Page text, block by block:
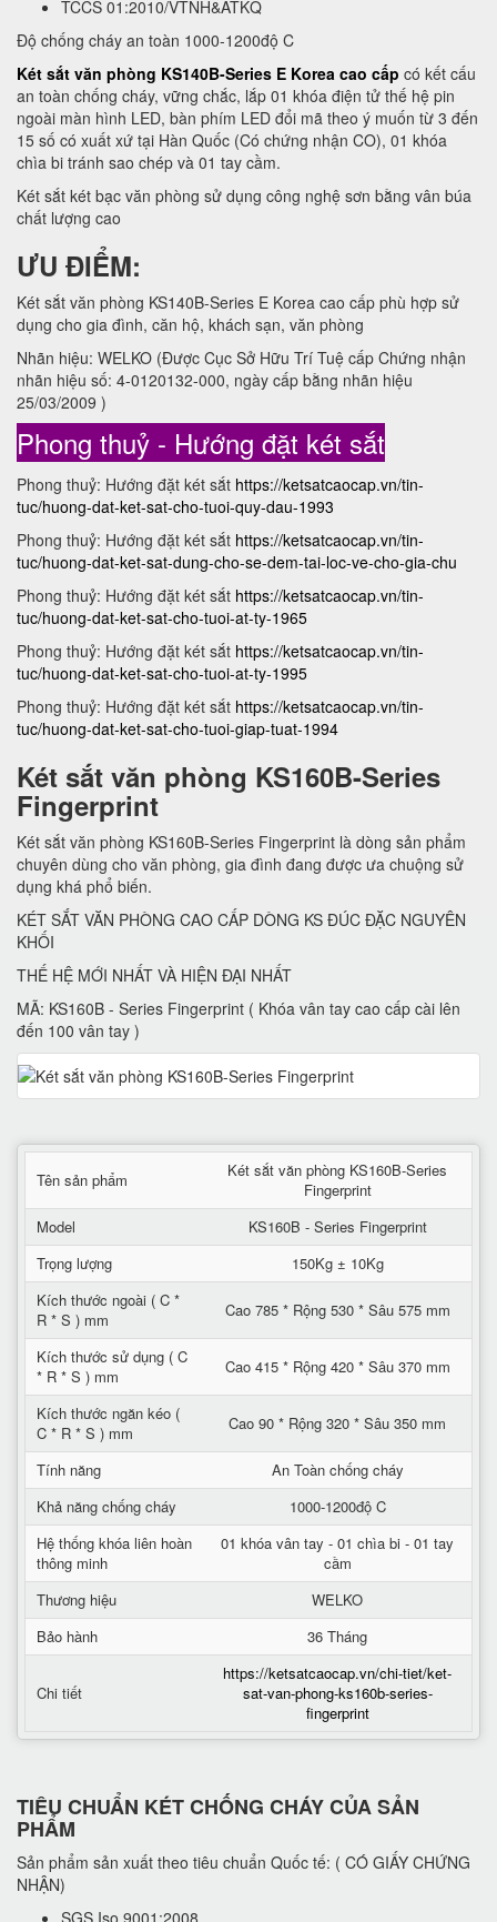
TCCS 01:2010/VTNH&ATKQ
Độ chống cháy an toàn 1000-1200độ C
Két sắt văn phòng KS140B-Series E Korea cao cấp có kết cấu
an toàn chống cháy, vững chắc, lắp 01 khóa điện tử thế hệ pin
ngoài màn hình LED, bàn phím LED đổi mã theo ý muốn từ 3 đến
15 số có xuất xứ tại Hàn Quốc (Có chứng nhận CO), 01 khóa
chìa bi tránh sao chép và 01 tay cầm.
Két sắt két bạc văn phòng sử dụng công nghệ sơn bằng vân búa
chất lượng cao
ƯU ĐIỂM:
Két sắt văn phòng KS140B-Series E Korea cao cấp phù hợp sử
dụng cho gia đình, căn hộ, khách sạn, văn phòng
Nhãn hiệu: WELKO (Được Cục Sở Hữu Trí Tuệ cấp Chứng nhận
nhãn hiệu số: 4-0120132-000, ngày cấp bằng nhãn hiệu
25/03/2009 )
Phong thuỷ - Hướng đặt két sắt
Phong thuỷ: Hướng đặt két sắt https://ketsatcaocap.vn/tin-
tuc/huong-dat-ket-sat-cho-tuoi-quy-dau-1993
Phong thuỷ: Hướng đặt két sắt https://ketsatcaocap.vn/tin-
tuc/huong-dat-ket-sat-dung-cho-se-dem-tai-loc-ve-cho-gia-chu
Phong thuỷ: Hướng đặt két sắt https://ketsatcaocap.vn/tin-
tuc/huong-dat-ket-sat-cho-tuoi-at-ty-1965
Phong thuỷ: Hướng đặt két sắt https://ketsatcaocap.vn/tin-
tuc/huong-dat-ket-sat-cho-tuoi-at-ty-1995
Phong thuỷ: Hướng đặt két sắt https://ketsatcaocap.vn/tin-
tuc/huong-dat-ket-sat-cho-tuoi-giap-tuat-1994
Két sắt văn phòng KS160B-Series
Fingerprint
Két sắt văn phòng KS160B-Series Fingerprint là dòng sản phẩm
chuyên dùng cho văn phòng, gia đình đang được ưa chuộng sử
dụng khá phổ biến.
KÉT SẮT VĂN PHÒNG CAO CẤP DÒNG KS ĐÚC ĐẶC NGUYÊN
KHỐI
THẾ HỆ MỚI NHẤT VÀ HIỆN ĐẠI NHẤT
MÃ: KS160B - Series Fingerprint ( Khóa vân tay cao cấp cài lên
đến 100 vân tay )
Tên sản phẩm
Két sắt văn phòng KS160B-Series
Fingerprint
Model
KS160B - Series Fingerprint
Trọng lượng
150Kg ± 10Kg
Kích thước ngoài ( C *
R * S ) mm
Cao 785 * Rộng 530 * Sâu 575 mm
Kích thước sử dụng ( C
* R * S ) mm
Cao 415 * Rộng 420 * Sâu 370 mm
Kích thước ngăn kéo (
C * R * S ) mm
Cao 90 * Rộng 320 * Sâu 350 mm
Tính năng
An Toàn chống cháy
Khả năng chống cháy
1000-1200độ C
Hệ thống khóa liên hoàn
thông minh
01 khóa vân tay - 01 chìa bi - 01 tay
cầm
Thương hiệu
WELKO
Bảo hành
36 Tháng
Chi tiết
https://ketsatcaocap.vn/chi-tiet/ket-
sat-van-phong-ks160b-series-
fingerprint
TIÊU CHUẨN KÉT CHỐNG CHÁY CỦA SẢN
PHẨM
Sản phẩm sản xuất theo tiêu chuẩn Quốc tế: ( CÓ GIẤY CHỨNG
NHẬN)
SGS Iso 9001:2008